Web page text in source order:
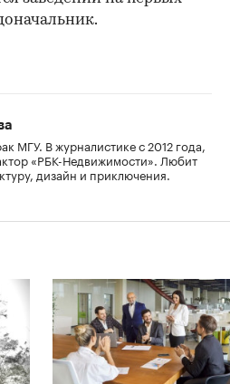
МГУ. В журналистике с 2012 года,
«РБК-Недвижимости». Любит
дизайн и приключения.